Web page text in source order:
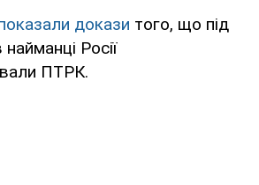
докази того, що під
найманці Росії
ПТРК.